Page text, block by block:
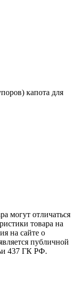
капота для
могут отличаться
товара на
на сайте о
публичной
437 ГК РФ.